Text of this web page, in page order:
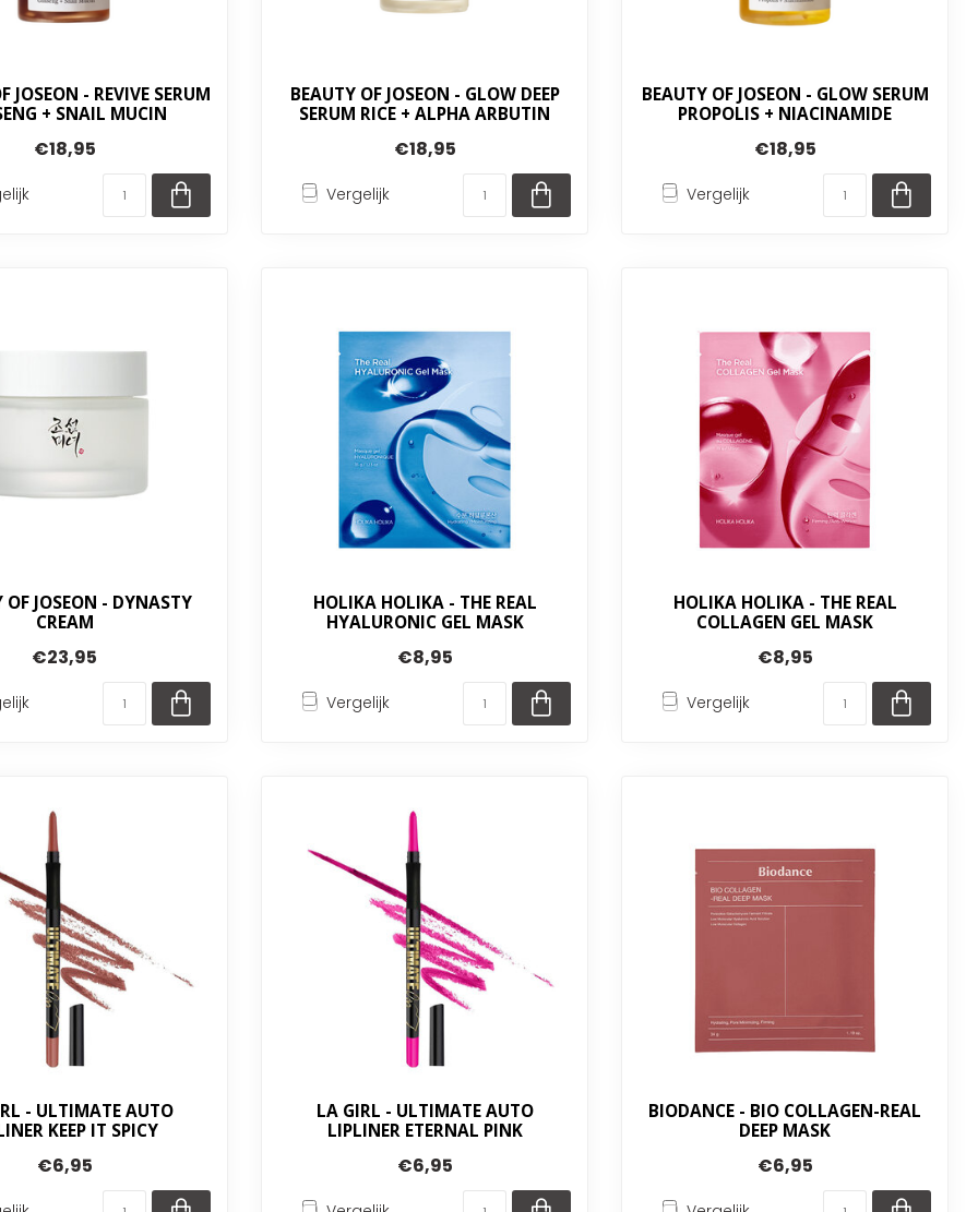
JOSEON - REVIVE SERUM
+ SNAIL MUCIN
€18,95
BEAUTY OF JOSEON - GLOW DEEP
SERUM RICE + ALPHA ARBUTIN
€18,95
Vergelijk
BEAUTY OF JOSEON - GLOW SERUM
PROPOLIS + NIACINAMIDE
€18,95
Vergelijk
OF JOSEON - DYNASTY
CREAM
€23,95
HOLIKA HOLIKA - THE REAL
HYALURONIC GEL MASK
€8,95
Vergelijk
HOLIKA HOLIKA - THE REAL
COLLAGEN GEL MASK
€8,95
Vergelijk
- ULTIMATE AUTO
KEEP IT SPICY
€6,95
LA GIRL - ULTIMATE AUTO
LIPLINER ETERNAL PINK
€6,95
BIODANCE - BIO COLLAGEN-REAL
DEEP MASK
€6,95